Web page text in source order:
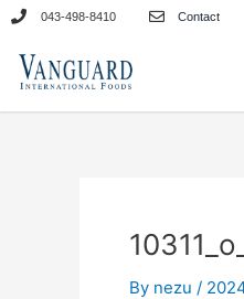
キ
043-498-8410 Contact
By nezu /